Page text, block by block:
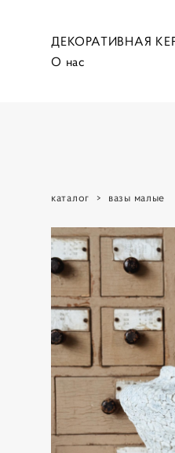
ДЕКОРАТИВНАЯ
О нас
каталог > вазы малые